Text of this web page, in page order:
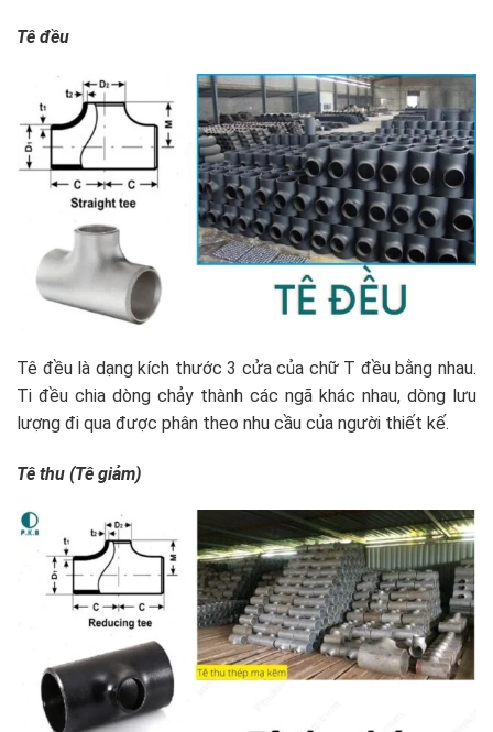
Tê đều
Tê đều là dạng kích thước 3 cửa của chữ T đều bằng nhau.
Ti đều chia dòng chảy thành các ngã khác nhau, dòng lưu
lượng đi qua được phân theo nhu cầu của người thiết kế.
Tê thu (Tê giảm)